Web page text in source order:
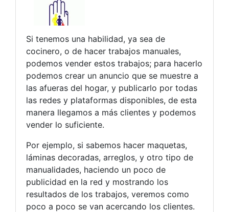
Si tenemos una habilidad, ya sea de
cocinero, o de hacer trabajos manuales,
podemos vender estos trabajos; para hacerlo
podemos crear un anuncio que se muestre a
las afueras del hogar, y publicarlo por todas
las redes y plataformas disponibles, de esta
manera llegamos a más clientes y podemos
vender lo suficiente.
Por ejemplo, si sabemos hacer maquetas,
láminas decoradas, arreglos, y otro tipo de
manualidades, haciendo un poco de
publicidad en la red y mostrando los
resultados de los trabajos, veremos como
poco a poco se van acercando los clientes.